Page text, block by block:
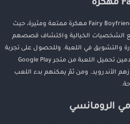
تعتبر لعبة Fairy Boyfriend Otome Romance مهكرة ممتعة ومثيرة، حيث
الشخصيات الخيالية واكتشاف قصصهم
والتشويق في اللعبة. وللحصول على تجربة
كاملة وممتعة، يمكن للمستخدمين تحميل اللعبة من متجر Google Play
الأندرويد. ومن ثمّ يمكنهم بدء اللعب
الرومانسي